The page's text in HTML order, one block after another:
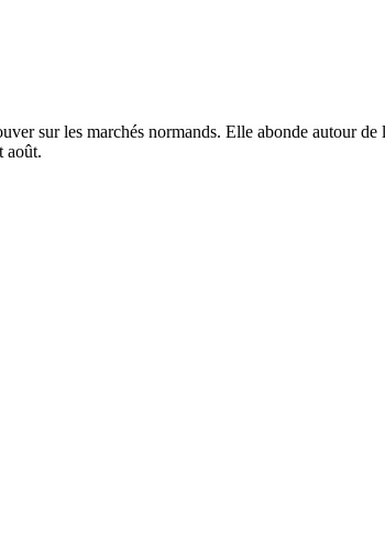
sur les marchés normands. Elle abonde autour de
août.